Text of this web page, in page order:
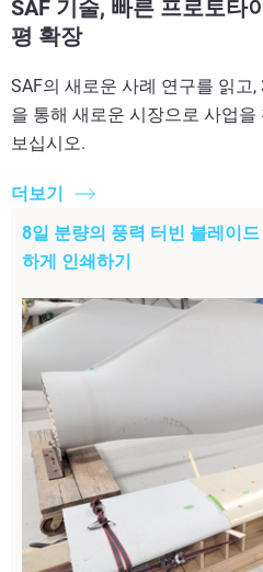
SAF 기술, 빠른 프로토타
평 확장
SAF의 새로운 사례 연구를 읽고
을 통해 새로운 시장으로 사업
보십시오.
더보기
8일 분량의 풍력 터빈 블레이
하게 인쇄하기